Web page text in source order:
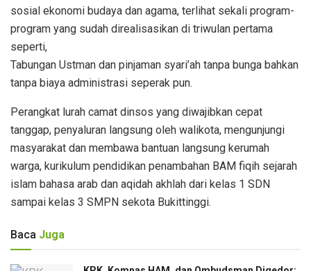
sosial ekonomi budaya dan agama, terlihat sekali program-
program yang sudah direalisasikan di triwulan pertama
seperti,
Tabungan Ustman dan pinjaman syari’ah tanpa bunga bahkan
tanpa biaya administrasi seperak pun.
Perangkat lurah camat dinsos yang diwajibkan cepat
tanggap, penyaluran langsung oleh walikota, mengunjungi
masyarakat dan membawa bantuan langsung kerumah
warga, kurikulum pendidikan penambahan BAM fiqih sejarah
islam bahasa arab dan aqidah akhlah dari kelas 1 SDN
sampai kelas 3 SMPN sekota Bukittinggi.
Baca Juga